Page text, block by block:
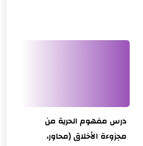
با...
درس مفهوم الحرية من
مجزوءة الأخلاق (محاور،